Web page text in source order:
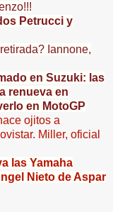
Petrucci y
Iannone,
en Suzuki: las
renueva en
en MotoGP
ojitos a
Miller, oficial
las Yamaha
Nieto de Aspar